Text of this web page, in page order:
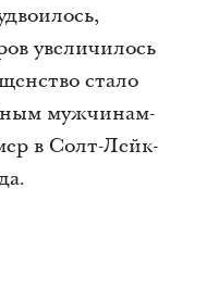
увеличилось
стало
мужчинам-
в Солт-Лейк-